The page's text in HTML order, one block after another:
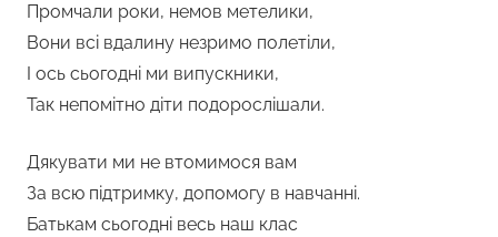
Промчали роки, немов метелики,
Вони всі вдалину незримо полетіли,
І ось сьогодні ми випускники,
Так непомітно діти подорослішали.
Дякувати ми не втомимося вам
За всю підтримку, допомогу в навчанні.
Батькам сьогодні весь наш клас